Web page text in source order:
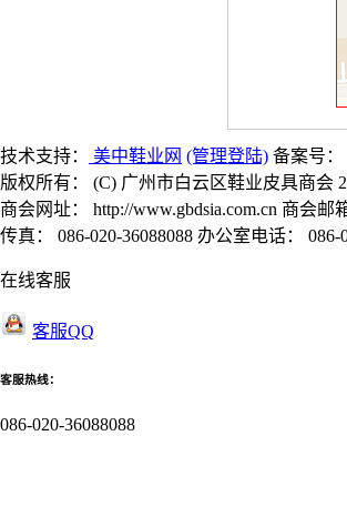
技术支持： 美中鞋业网 (管理登陆) 备案号：
版权所有： (C) 广州市白云区鞋业皮具商会
商会网址： http://www.gbdsia.com.cn 商会邮
传真： 086-020-36088088 办公室电话： 086-
在线客服
客服QQ
客服热线：
086-020-36088088